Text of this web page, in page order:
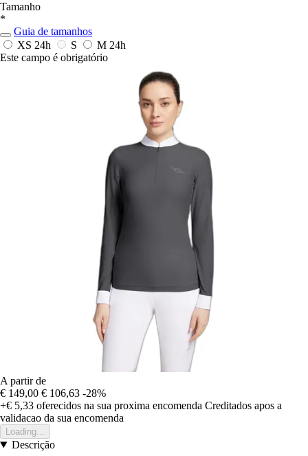
Tamanho
*
Guia de tamanhos
XS 24h S M 24h
Este campo é obrigatório
A partir de
€ 149,00 € 106,63 -28%
+€ 5,33 oferecidos na sua proxima encomenda Creditados apos a
validacao da sua encomenda
Loading...
Descrição